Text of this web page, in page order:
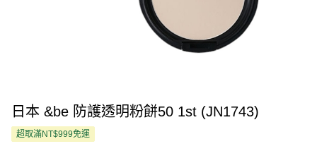
日本 &be 防護透明粉餅50 1st (JN1743)
超取滿NT$999免運